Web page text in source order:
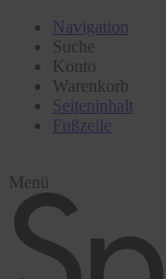
Navigation
Suche
Konto
Warenkorb
Seiteninhalt
Fußzeile
Menü